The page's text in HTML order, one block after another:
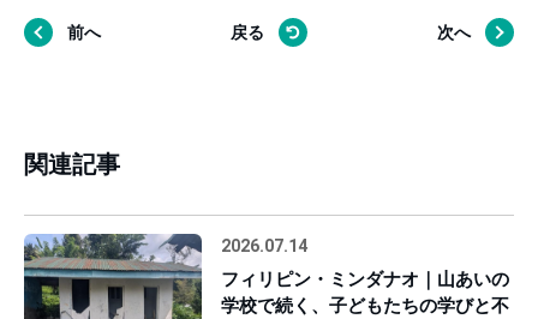
前へ 戻る 次へ
関連記事
2026.07.14
フィリピン・ミンダナオ｜山あいの
学校で続く、子どもたちの学びと不